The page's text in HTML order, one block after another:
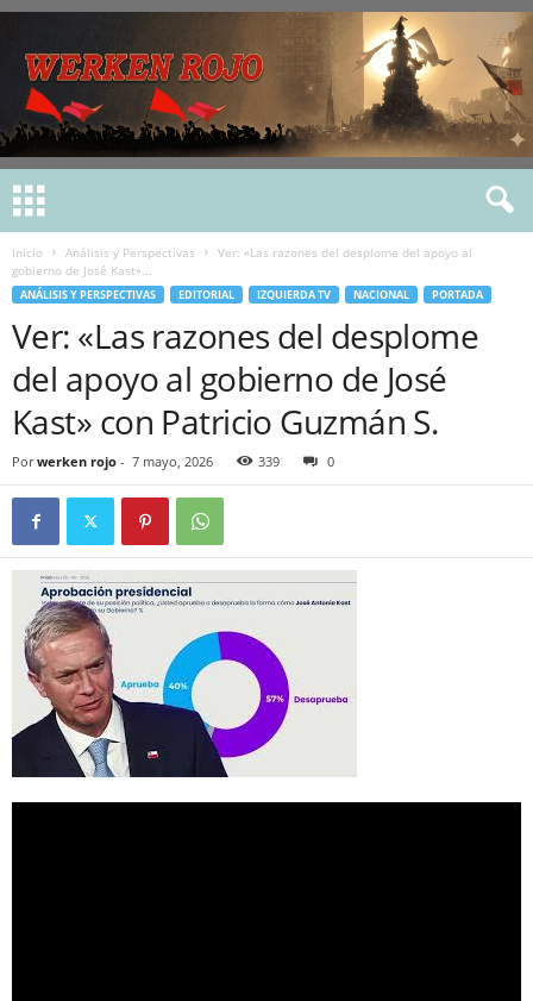
Inicio Análisis y Perspectivas
Ver: «Las razones del desplome del apoyo al
gobierno de José Kast»...
ANÁLISIS Y PERSPECTIVAS EDITORIAL IZQUIERDA TV NACIONAL PORTADA
Ver: «Las razones del desplome
del apoyo al gobierno de José
Kast» con Patricio Guzmán S.
Por werken rojo - 7 mayo, 2026 339 0